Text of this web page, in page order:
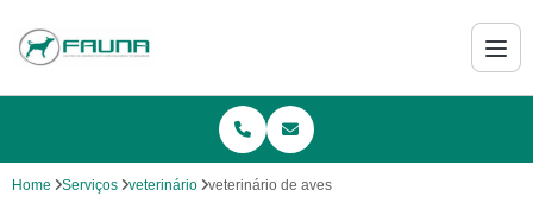
Home Serviços veterinário veterinário de aves